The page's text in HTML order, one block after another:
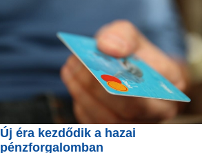
Új éra kezdődik a hazai
pénzforgalomban